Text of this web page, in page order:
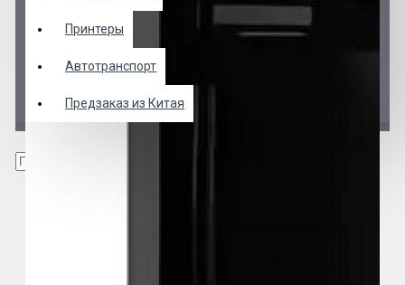
Принтеры
Автотранспорт
Предзаказ из Китая